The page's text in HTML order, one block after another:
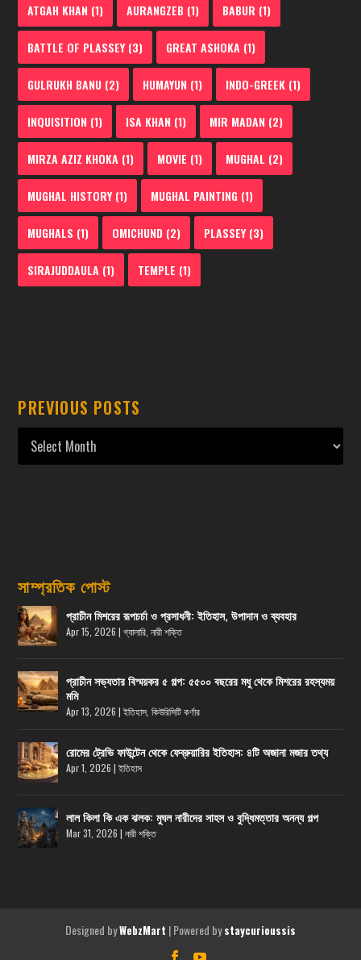
ATGAH KHAN (1) AURANGZEB (1) BABUR (1)
BATTLE OF PLASSEY(3) GREAT ASHOKA (1)
GULRUKH BANU (2) HUMAYUN (1) INDO-GREEK (1)
INQUISITION (1) ISA KHAN (1) MIR MADAN (2)
MIRZA AZIZ KHOKA (1) MOVIE (1) MUGHAL (2)
MUGHAL HISTORY(1) MUGHAL PAINTING (1)
MUGHALS (1) OMICHUND (2) PLASSEY(3)
SIRAJUDDAULA (1) TEMPLE (1)
PREVIOUS POSTS
সাম্প্রতিক পোস্ট
প্রাচীন মিশরের রূপচর্চা ও প্রসাধনী: ইতিহাস, উপাদান ও ব্যবহার
Apr 15, 2026 |গ্যালারি ,নারী শক্তি
প্রাচীন সভ্যতার বিস্ময়কর ৫ গল্প: ৫৫০০ বছরের মধু থেকে মিশরের রহস্যময়
মমি
Apr 13, 2026 |ইতিহাস ,কিউরিসিটি কর্ণার
রোমের ট্রেভি ফাউন্টেন থেকে ফেব্রুয়ারির ইতিহাস: ৪টি অজানা মজার তথ্য
Apr 1, 2026 |ইতিহাস
লাল কিলা কি এক ঝলক: মুঘল নারীদের সাহস ও বুদ্ধিমত্তার অনন্য গল্প
Mar 31, 2026 |নারী শক্তি
Designed byWebzMart | Powered bystaycurioussis